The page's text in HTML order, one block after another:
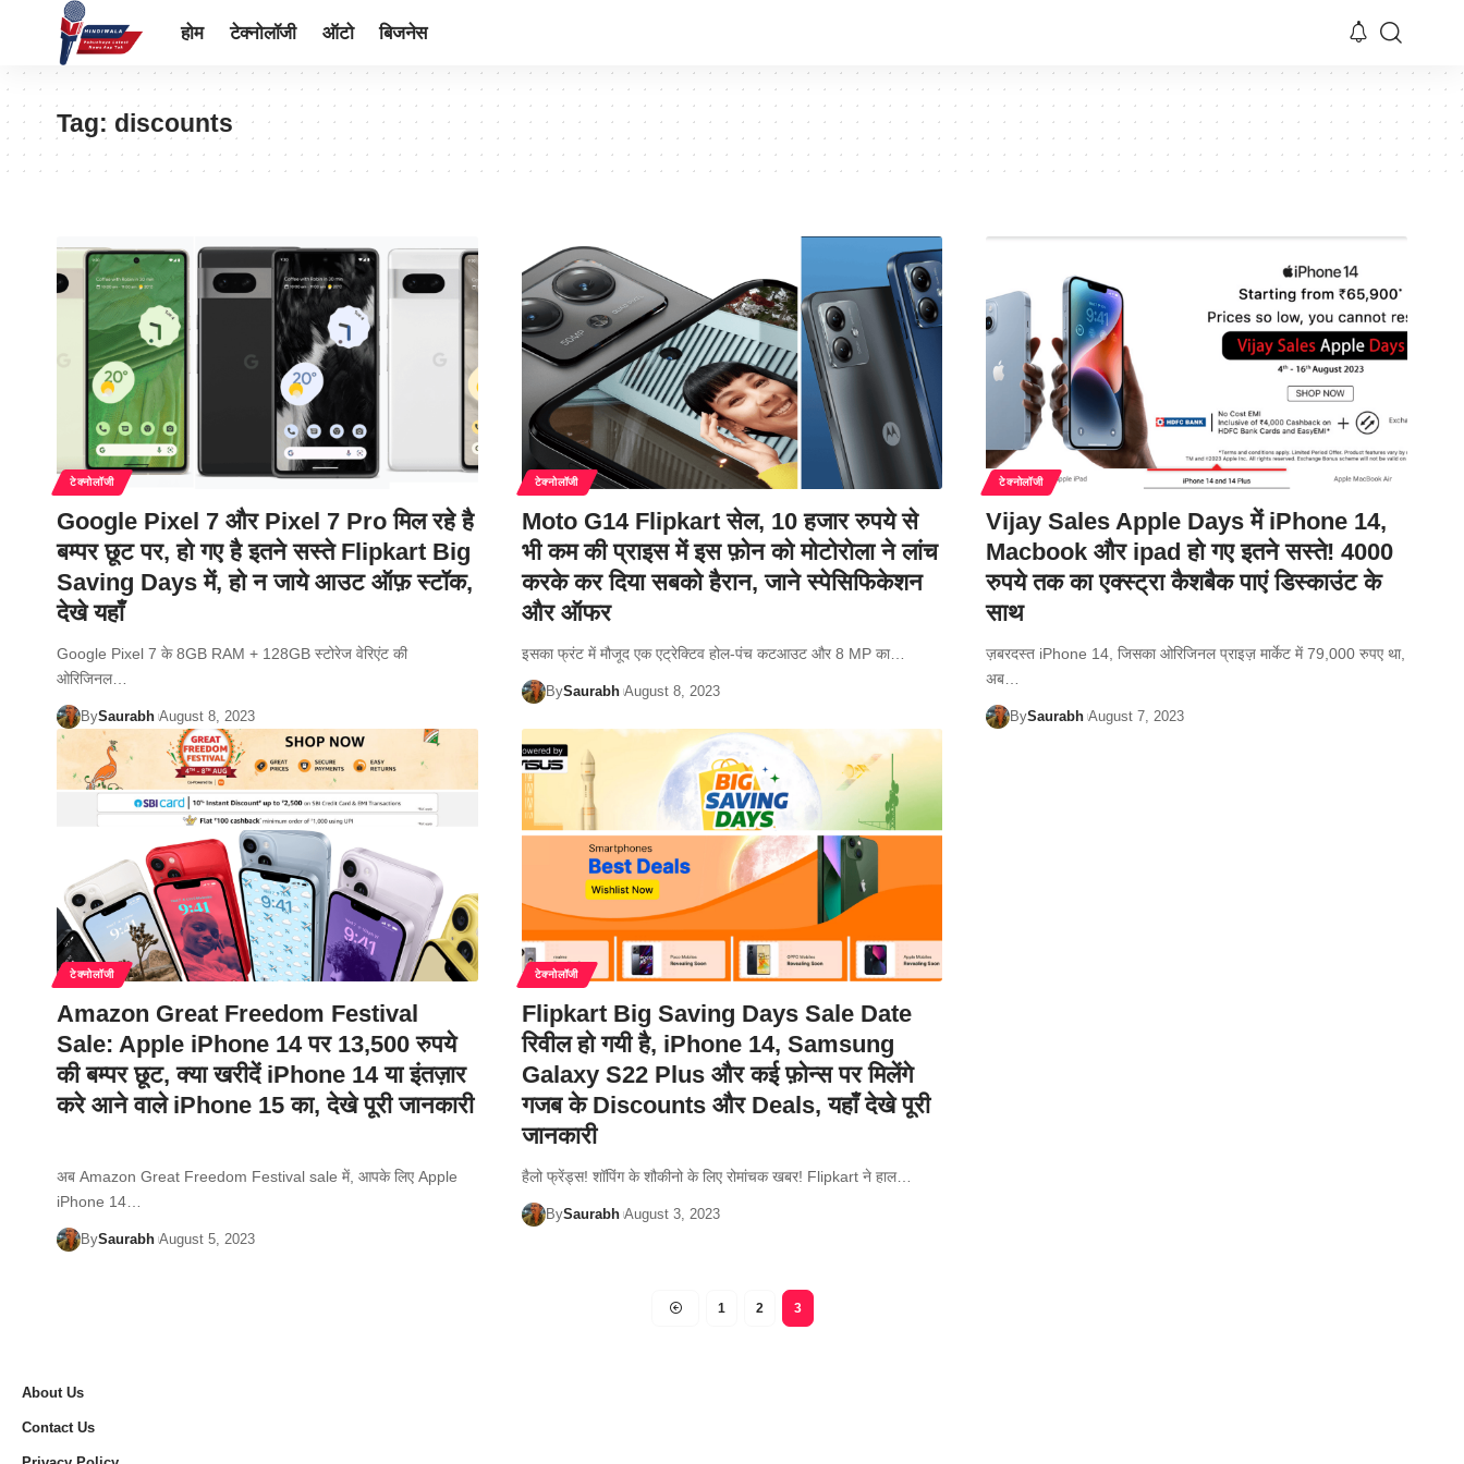
होम टेक्नोलॉजी ऑटो बिजनेस
Tag: discounts
टेक्नोलॉजी
Google Pixel 7 और Pixel 7 Pro मिल रहे है
बम्पर छूट पर, हो गए है इतने सस्ते Flipkart Big
Saving Days में, हो न जाये आउट ऑफ़ स्टॉक,
देखे यहाँ
Google Pixel 7 के 8GB RAM + 128GB स्टोरेज वेरिएंट की
ओरिजिनल…
BySaurabh August 8, 2023
टेक्नोलॉजी
Moto G14 Flipkart सेल, 10 हजार रुपये से
भी कम की प्राइस में इस फ़ोन को मोटोरोला ने लांच
करके कर दिया सबको हैरान, जाने स्पेसिफिकेशन
और ऑफर
इसका फ्रंट में मौजूद एक एट्रेक्टिव होल-पंच कटआउट और 8 MP का…
BySaurabh August 8, 2023
टेक्नोलॉजी
Vijay Sales Apple Days में iPhone 14,
Macbook और ipad हो गए इतने सस्ते! 4000
रुपये तक का एक्स्ट्रा कैशबैक पाएं डिस्काउंट के
साथ
ज़बरदस्त iPhone 14, जिसका ओरिजिनल प्राइज़ मार्केट में 79,000 रुपए था,
अब…
BySaurabh August 7, 2023
टेक्नोलॉजी
Amazon Great Freedom Festival
Sale: Apple iPhone 14 पर 13,500 रुपये
की बम्पर छूट, क्या खरीदें iPhone 14 या इंतज़ार
करे आने वाले iPhone 15 का, देखे पूरी जानकारी
अब Amazon Great Freedom Festival sale में, आपके लिए Apple
iPhone 14…
BySaurabh August 5, 2023
टेक्नोलॉजी
Flipkart Big Saving Days Sale Date
रिवील हो गयी है, iPhone 14, Samsung
Galaxy S22 Plus और कई फ़ोन्स पर मिलेंगे
गजब के Discounts और Deals, यहाँ देखे पूरी
जानकारी
हैलो फ्रेंड्स! शॉपिंग के शौकीनो के लिए रोमांचक खबर! Flipkart ने हाल…
BySaurabh August 3, 2023
1 2 3
About Us
Contact Us